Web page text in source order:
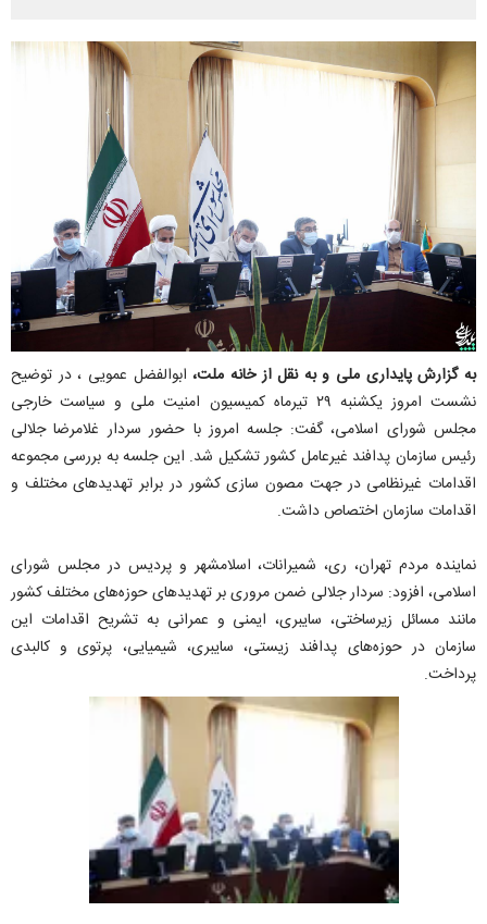
به گزارش پایداری ملی و به نقل از خانه ملت، ابوالفضل عمویی ، در توضیح
نشست امروز یکشنبه ۲۹ تیرماه کمیسیون امنیت ملی و سیاست خارجی
مجلس شورای اسلامی، گفت: جلسه امروز با حضور سردار غلامرضا جلالی
رئیس سازمان پدافند غیرعامل کشور تشکیل شد. این جلسه به بررسی مجموعه
اقدامات غیرنظامی در جهت مصون سازی کشور در برابر تهدیدهای مختلف و
اقدامات سازمان اختصاص داشت.
نماینده مردم تهران، ری، شمیرانات، اسلامشهر و پردیس در مجلس شورای
اسلامی، افزود: سردار جلالی ضمن مروری بر تهدیدهای حوزه‌های مختلف کشور
مانند مسائل زیرساختی، سایبری، ایمنی و عمرانی به تشریح اقدامات این
سازمان در حوزه‌های پدافند زیستی، سایبری، شیمیایی، پرتوی و کالبدی
پرداخت.